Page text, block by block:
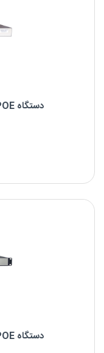
دستگاه ONU MA5626 24 FE 24 POE
دستگاه ONU MA5626 16 FE 16 POE